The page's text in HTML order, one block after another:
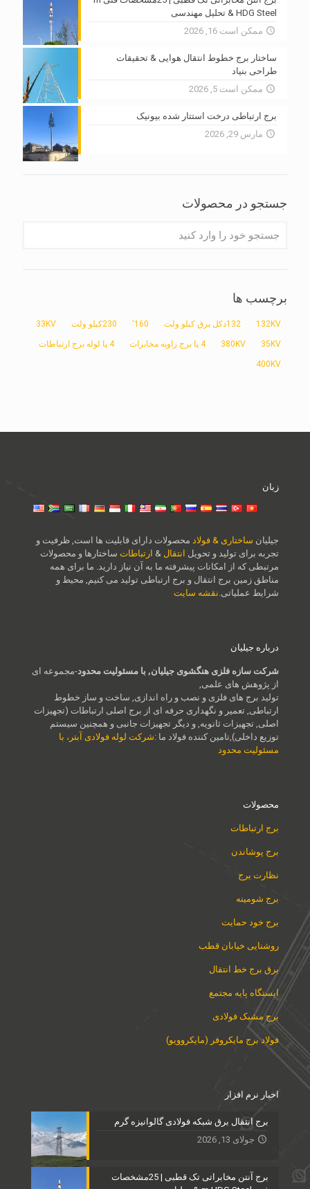
HDG Steel & تحلیل مهندسی
ممکن است 16, 2026
ساختار برج خطوط انتقال هوایی & تحقیقات
طراحی بنیاد
ممکن است 5, 2026
برج ارتباطی درخت استتار شده بیونیک
مارس 29, 2026
جستجو در محصولات
برچسب ها
132KV 132دکل برق کیلو ولت 160' 230کیلو ولت 33KV
35KV
380KV 4 پا برج زاویه مخابرات 4 پا لوله برج ارتباطات
400KV
زبان
جیلیان ساختاری & فولاد محصولات دارای قابلیت ها است, ظرفیت و
تجربه برای تولید و تحویل انتقال & ارتباطات ساختارها و محصولات
مرتبطی که از امکانات پیشرفته ما به آن نیاز دارید. ما برای همه
مناطق زمین برج انتقال و برج ارتباطی تولید می کنیم, محیط و
شرایط عملیاتی.نقشه سایت
درباره جیلیان
شرکت سازه فلزی هنگشوی جیلیان, با مسئولیت محدود-مجموعه ای
از پژوهش های علمی,
تولید برج های فلزی و نصب و راه اندازی, ساخت و ساز خطوط
ارتباطی, تعمیر و نگهداری حرفه ای از برج اصلی ارتباطات (تجهیزات
اصلی, تجهیزات ثانویه, و دیگر تجهیزات جانبی و همچنین سیستم
توزیع داخلی),تامین کننده فولاد ما :شرکت لوله فولادی آبتر، با
مسئولیت محدود
محصولات
برج ارتباطات
برج پوشاندن
نظارت برج
برج شومینه
برج خود حمایت
روشنایی خیابان قطب
برق برج خط انتقال
ایستگاه پایه مجتمع
برج مشبک فولادی
فولاد برج مایکروفر (مایکروویو)
اخبار نرم افزار
برج انتقال برق شبکه فولادی گالوانیزه گرم
جولای 13, 2026
برج آنتن مخابراتی تک قطبی | 25مشخصات